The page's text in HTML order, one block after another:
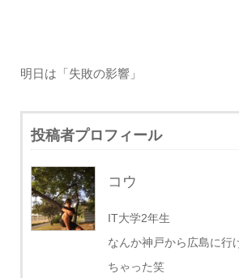
明日は「失敗の影響」
投稿者プロフィール
コウ
IT大学2年生
なんか神戸から広島に行
ちゃった笑